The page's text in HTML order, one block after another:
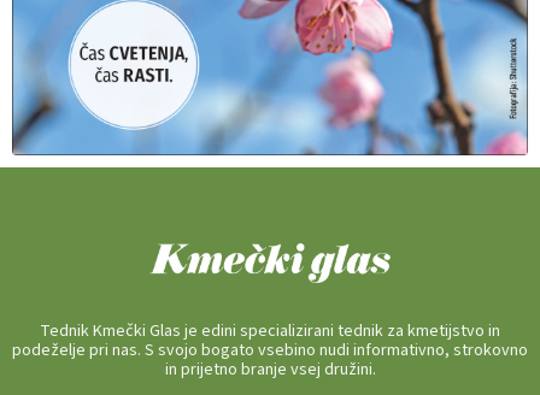
Tednik Kmečki Glas je edini specializirani tednik za kmetijstvo in
podeželje pri nas. S svojo bogato vsebino nudi informativno, strokovno
in prijetno branje vsej družini.